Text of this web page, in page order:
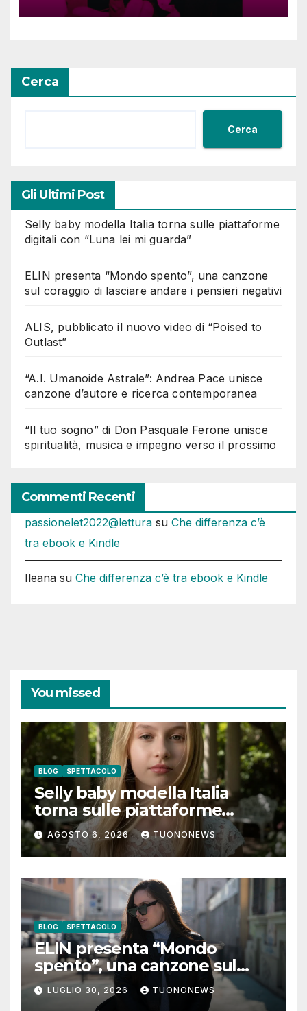
Cerca
Cerca
Gli Ultimi Post
Selly baby modella Italia torna sulle piattaforme
digitali con “Luna lei mi guarda”
ELIN presenta “Mondo spento”, una canzone
sul coraggio di lasciare andare i pensieri negativi
ALIS, pubblicato il nuovo video di “Poised to
Outlast”
“A.I. Umanoide Astrale”: Andrea Pace unisce
canzone d’autore e ricerca contemporanea
“Il tuo sogno” di Don Pasquale Ferone unisce
spiritualità, musica e impegno verso il prossimo
Commenti Recenti
passionelet2022@lettura su Che differenza c’è
tra ebook e Kindle
Ileana su Che differenza c’è tra ebook e Kindle
You missed
BLOG SPETTACOLO
Selly baby modella Italia
torna sulle piattaforme
digitali con “Luna lei mi
guarda”
AGOSTO 6, 2026 TUONONEWS
BLOG SPETTACOLO
ELIN presenta “Mondo
spento”, una canzone sul
coraggio di lasciare andare i
pensieri negativi
LUGLIO 30, 2026 TUONONEWS